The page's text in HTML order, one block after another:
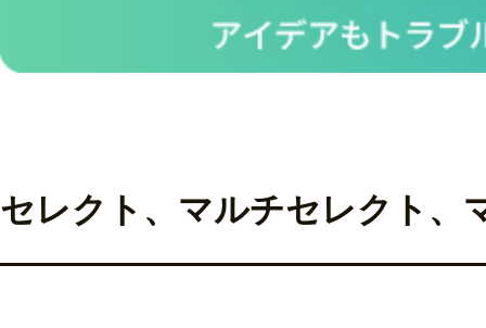
セレクト、マルチセレクト、